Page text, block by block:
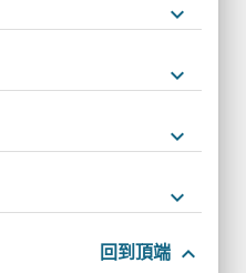
keyboard_arrow_down
keyboard_arrow_down
keyboard_arrow_down
keyboard_arrow_down
回到頂端 keyboard_arrow_up